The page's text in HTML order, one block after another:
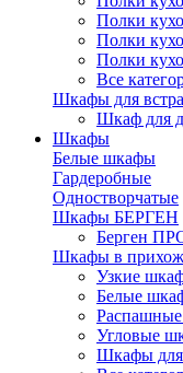
Полки
Полки
Полки
Все
Шкафы для
Шкаф для
Шкафы
Белые шкафы
Гардеробные
Одностворчатые
Шкафы БЕРГЕН
Берген
Шкафы в
Узкие
Белые
Угловые
Шкафы для